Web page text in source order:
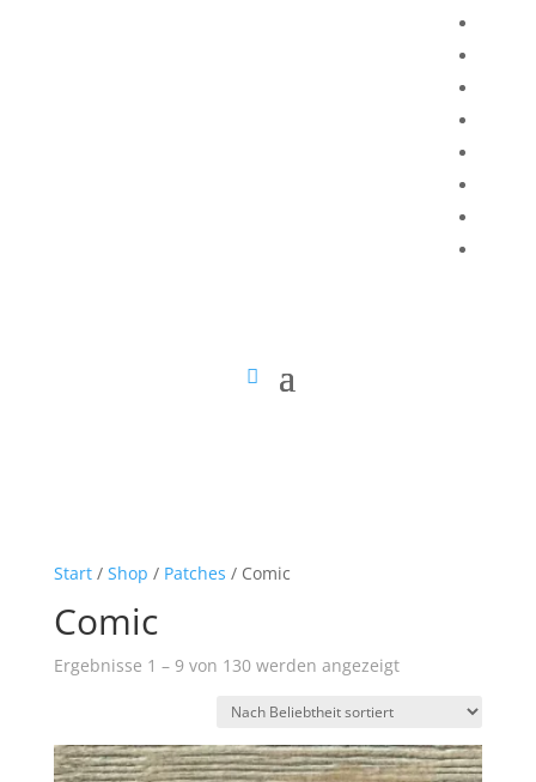
Start/ Shop / Patches / Comic
Comic
Ergebnisse 1 – 9 von 130 werden angezeigtNach